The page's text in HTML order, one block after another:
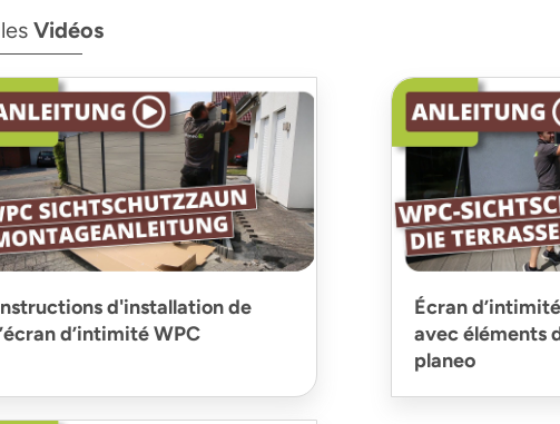
Vidéos
d'installation de
d’intimité WPC
Écran
avec éléments
planeo